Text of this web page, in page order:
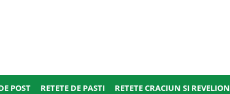
POST RETETE DE PASTI RETETE CRACIUN SI REVELION